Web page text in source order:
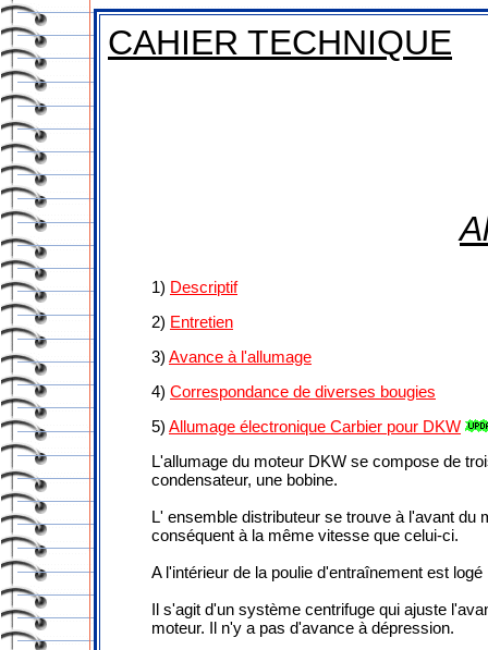
CAHIER TECHNIQUE
1) Descriptif
2) Entretien
3) Avance à l'allumage
4) Correspondance de diverses bougies
5) Allumage électronique Carbier pour DKW
L'allumage du moteur DKW se compose de
condensateur, une bobine.
L' ensemble distributeur se trouve à l'avant du
conséquent à la même vitesse que celui-ci.
A l'intérieur de la poulie d'entraînement est
Il s'agit d'un système centrifuge qui ajuste
moteur. Il n'y a pas d'avance à dépression.